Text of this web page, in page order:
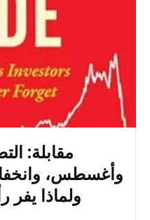
مقابلة:
وأغسطس،
ولماذا يفر